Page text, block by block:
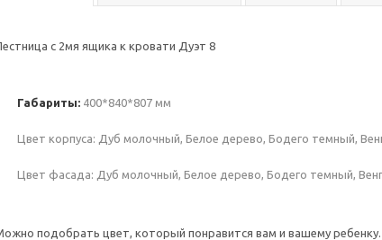
с 2мя ящика к кровати Дуэт 8
Габариты: 400*840*807 мм
Цвет корпуса: Дуб молочный, Белое дерево, Бодего темный,
Цвет фасада: Дуб молочный, Белое дерево, Бодего темный,
подобрать цвет, который понравится вам и вашему ребенку.